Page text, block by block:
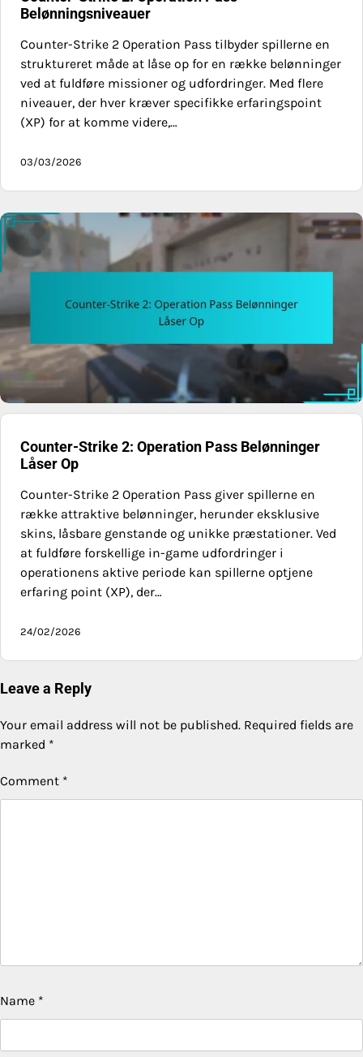
Belønningsniveauer
Counter-Strike 2 Operation Pass tilbyder spillerne en
struktureret måde at låse op for en række belønninger
ved at fuldføre missioner og udfordringer. Med flere
niveauer, der hver kræver specifikke erfaringspoint
(XP) for at komme videre,…
03/03/2026
Counter-Strike 2: Operation Pass Belønninger
Låser Op
Counter-Strike 2 Operation Pass giver spillerne en
række attraktive belønninger, herunder eksklusive
skins, låsbare genstande og unikke præstationer. Ved
at fuldføre forskellige in-game udfordringer i
operationens aktive periode kan spillerne optjene
erfaring point (XP), der…
24/02/2026
Leave a Reply
Your email address will not be published. Required fields are
marked *
Comment *
Name *